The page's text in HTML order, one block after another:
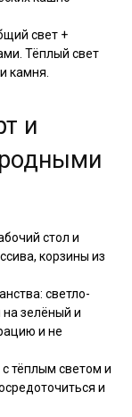
свет +
Тёплый свет
камня.
и
стол и
корзины из
светло-
зелёный и
и не
тёплым светом и
и